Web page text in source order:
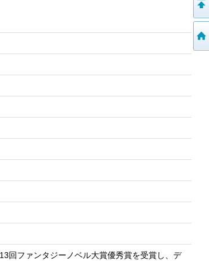
回ファンタジーノベル大賞優秀賞を受賞し、デ